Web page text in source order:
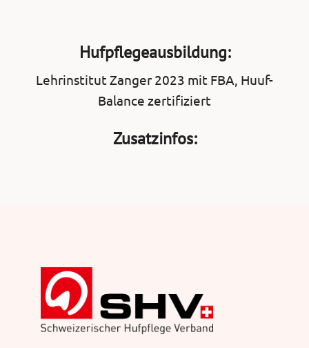
Hufpflegeausbildung:
Lehrinstitut Zanger 2023 mit FBA, Huuf-
Balance zertifiziert
Zusatzinfos: